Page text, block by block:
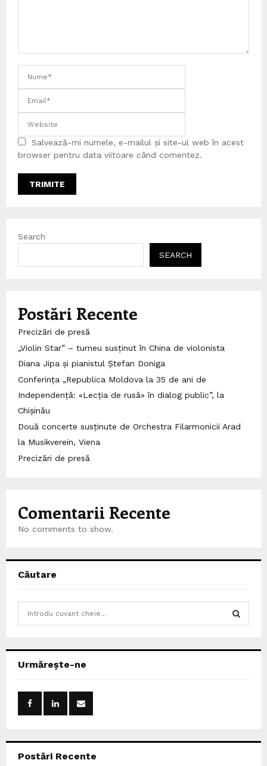
Salvează-mi numele, e-mailul și site-ul web în acest
browser pentru data viitoare când comentez.
Search
SEARCH
Postări Recente
Precizări de presă
„Violin Star” – turneu susținut în China de violonista
Diana Jipa și pianistul Ștefan Doniga
Conferința „Republica Moldova la 35 de ani de
Independență: «Lecția de rusă» în dialog public”, la
Chișinău
Două concerte susținute de Orchestra Filarmonicii Arad
la Musikverein, Viena
Precizări de presă
Comentarii Recente
No comments to show.
Căutare
h
Urmărește-ne
Postări Recente